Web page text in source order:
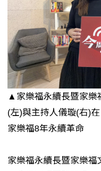
▲家樂福永續長暨家樂
(左)與主持人儀璇(右)
家樂福8年永續革命
家樂福永續長暨家樂